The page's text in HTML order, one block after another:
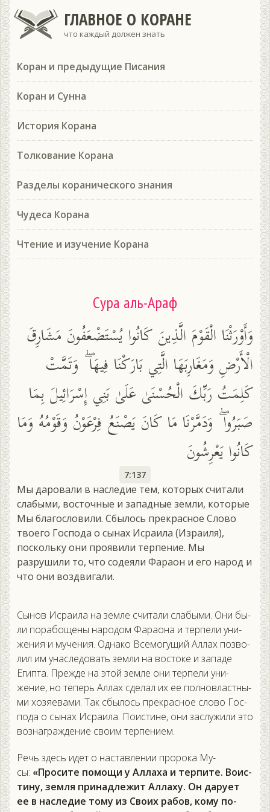
ГЛАВНОЕ О КОРАНЕ
что каждый должен знать
Коран и предыдущие Писания
Коран и Сунна
История Корана
Толкование Корана
Разделы коранического знания
Чудеса Корана
Чтение и изучение Корана
Сура аль-Араф
وَأَوْرَثْنَا الْقَوْمَ الَّذِينَ كَانُوا يُسْتَضْعَفُونَ مَشَارِقَ
الْأَرْضِ وَمَغَارِبَهَا الَّتِي بَارَكْنَا فِيهَا ۖ وَتَمَّتْ
كَلِمَتُ رَبِّكَ الْحُسْنَىٰ عَلَىٰ بَنِي إِسْرَائِيلَ بِمَا
صَبَرُوا ۖ وَدَمَّرْنَا مَا كَانَ يَصْنَعُ فِرْعَوْنُ وَقَوْمُهُ وَمَا
كَانُوا يَعْرِشُونَ
7:137
Мы даровали в наследие тем, которых считали
слабыми, восточные и западные земли, которые
Мы благословили. Сбылось прекрасное Слово
твоего Господа о сынах Исраила (Израиля),
поскольку они проявили терпение. Мы
разрушили то, что содеяли Фараон и его народ и
что они воздвигали.
Сы­нов Ис­ра­ила на зем­ле счи­тали сла­быми. Они бы­
ли по­рабо­щены на­родом Фа­ра­она и тер­пе­ли уни­
жения и му­чения. Од­на­ко Все­могу­щий Ал­лах поз­во­
лил им унас­ле­довать зем­ли на вос­то­ке и за­паде
Егип­та. Преж­де на этой зем­ле они тер­пе­ли уни­
жение, но те­перь Ал­лах сде­лал их ее пол­новлас­тны­
ми хо­зя­ева­ми. Так сбы­лось прек­расное сло­во Гос­
по­да о сы­нах Ис­ра­ила. По­ис­ти­не, они зас­лу­жили это
воз­награж­де­ние сво­им тер­пе­ни­ем.
Речь здесь идет о нас­тавле­нии про­рока Му­
сы: «Про­сите по­мощи у Ал­ла­ха и тер­пи­те. Во­ис­
ти­ну, зем­ля при­над­ле­жит Ал­ла­ху. Он да­ру­ет
ее в нас­ле­дие то­му из Сво­их ра­бов, ко­му по­